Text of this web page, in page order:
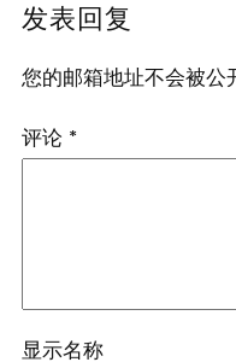
发表回复
您的邮箱地址不会被公
评论 *
显示名称